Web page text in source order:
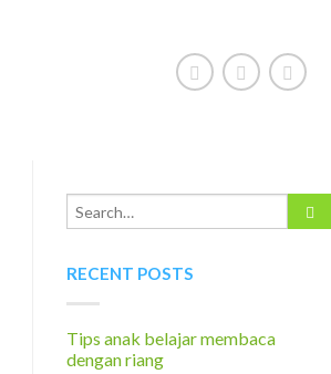
RECENT POSTS
Tips anak belajar membaca
dengan riang